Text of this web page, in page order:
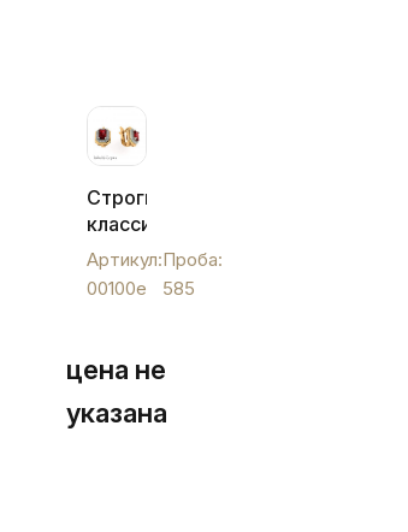
Строги
классические
золотые
серьги,
00100e
Артикул:
00100e
Проба:
585
цена не
указана